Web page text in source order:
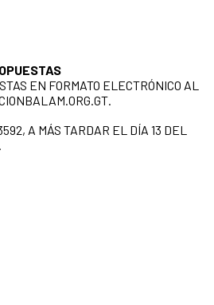
EN FORMATO ELECTRÓNICO AL
A MÁS TARDAR EL DÍA 13 DEL